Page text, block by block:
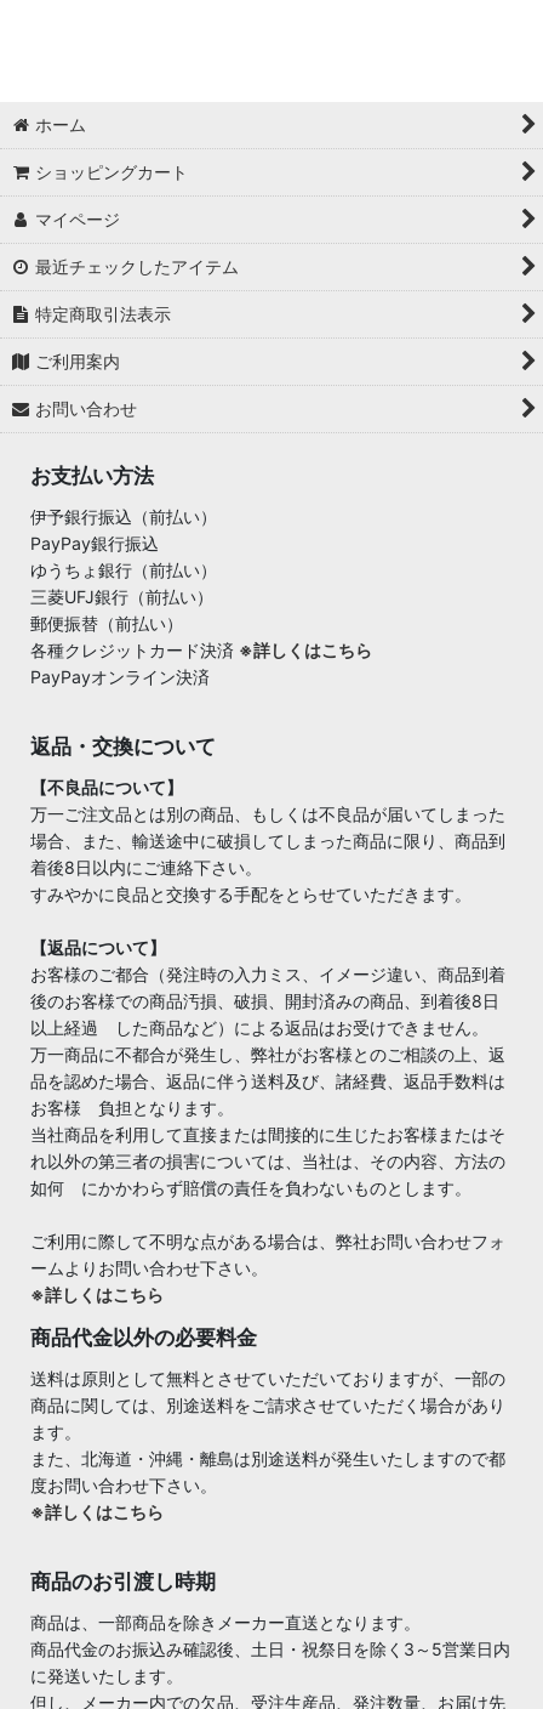
ホーム
ショッピングカート
マイページ
最近チェックしたアイテム
特定商取引法表示
ご利用案内
お問い合わせ
お支払い方法
伊予銀行振込（前払い）
PayPay銀行振込
ゆうちょ銀行（前払い）
三菱UFJ銀行（前払い）
郵便振替（前払い）
各種クレジットカード決済 ※詳しくはこちら
PayPayオンライン決済
返品・交換について
【不良品について】
万一ご注文品とは別の商品、もしくは不良品が届いてしまった
場合、また、輸送途中に破損してしまった商品に限り、商品到
着後8日以内にご連絡下さい。
すみやかに良品と交換する手配をとらせていただきます。
【返品について】
お客様のご都合（発注時の入力ミス、イメージ違い、商品到着
後のお客様での商品汚損、破損、開封済みの商品、到着後8日
以上経過 した商品など）による返品はお受けできません。
万一商品に不都合が発生し、弊社がお客様とのご相談の上、返
品を認めた場合、返品に伴う送料及び、諸経費、返品手数料は
お客様 負担となります。
当社商品を利用して直接または間接的に生じたお客様またはそ
れ以外の第三者の損害については、当社は、その内容、方法の
如何 にかかわらず賠償の責任を負わないものとします。
ご利用に際して不明な点がある場合は、弊社お問い合わせフォ
ームよりお問い合わせ下さい。
※詳しくはこちら
商品代金以外の必要料金
送料は原則として無料とさせていただいておりますが、一部の
商品に関しては、別途送料をご請求させていただく場合があり
ます。
また、北海道・沖縄・離島は別途送料が発生いたしますので都
度お問い合わせ下さい。
※詳しくはこちら
商品のお引渡し時期
商品は、一部商品を除きメーカー直送となります。
商品代金のお振込み確認後、土日・祝祭日を除く3～5営業日内
に発送いたします。
但し、メーカー内での欠品、受注生産品、発注数量、お届け先